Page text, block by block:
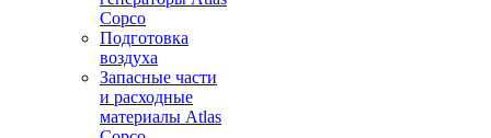
Copco
Подготовка
воздуха
Запасные части
и расходные
материалы Atlas